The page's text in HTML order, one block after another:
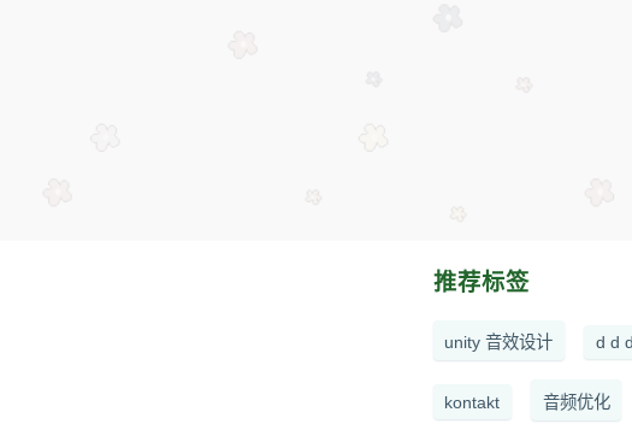
推荐标签
unity 音效设计 d d
kontakt 音频优化